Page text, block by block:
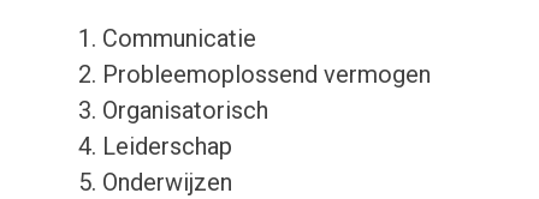
Communicatie
Probleemoplossend vermogen
Organisatorisch
Leiderschap
Onderwijzen